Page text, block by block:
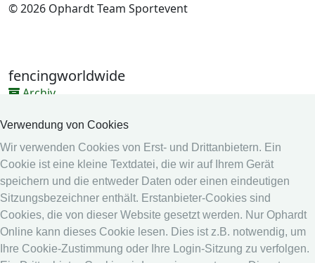
Verwendung von Cookies
Wir verwenden Cookies von Erst- und Drittanbietern. Ein
Cookie ist eine kleine Textdatei, die wir auf Ihrem Gerät
speichern und die entweder Daten oder einen eindeutigen
Sitzungsbezeichner enthält. Erstanbieter-Cookies sind
Cookies, die von dieser Website gesetzt werden. Nur Ophardt
Online kann dieses Cookie lesen. Dies ist z.B. notwendig, um
Ihre Cookie-Zustimmung oder Ihre Login-Sitzung zu verfolgen.
© 2026 Ophardt Team Sportevent
fencingworldwide
Archiv
Online System
Online System
Kalender
Rangliste